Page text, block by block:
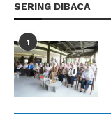
SERING DIBACA
1